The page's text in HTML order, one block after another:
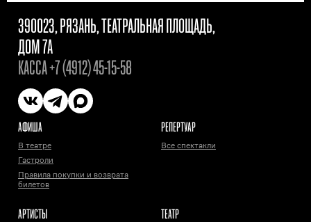
390023, РЯЗАНЬ, ТЕАТРАЛЬНАЯ ПЛОЩАДЬ,
ДОМ 7А
КАССА+7 (4912) 45-15-58
АФИША
В театре
Гастроли
Правила покупки и возврата
билетов
РЕПЕРТУАР
Все спектакли
АРТИСТЫ ТЕАТР